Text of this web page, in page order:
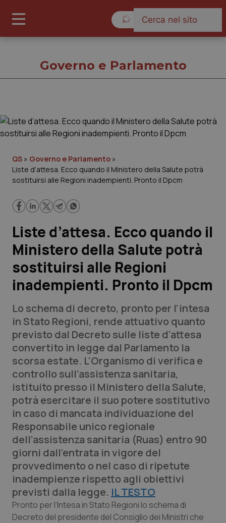
Governo e Parlamento
Regioni e Asl
Lavoro e Professioni
Scienza e Farmaci
Studi e Analisi
Lettere al direttore
Edizioni Regionali
QS Pro
Professionisti Sanitari.AI
Abruzzo
Basilicata
Calabria
Campania
Emilia-Romagna
QS Pro Gold
Artrite & artrosi
Asma & BPCO
Car-T
Colesterolo & coronaropatie
QS Club Newsletter
Governo e Parlamento
QS » Governo e Parlamento »
Liste d’attesa. Ecco quando il Ministero della Salute potrà
sostituirsi alle Regioni inadempienti. Pronto il Dpcm
Liste d’attesa. Ecco quando il
Ministero della Salute potrà
sostituirsi alle Regioni
inadempienti. Pronto il Dpcm
Lo schema di decreto, pronto per l'intesa
in Stato Regioni, rende attuativo quanto
previsto dal Decreto sulle liste d'attesa
convertito in legge dal Parlamento la
scorsa estate. L'Organismo di verifica e
controllo sull’assistenza sanitaria,
istituito presso il Ministero della Salute,
potrà esercitare il suo potere sostitutivo
in caso di mancata individuazione del
Responsabile unico regionale
dell’assistenza sanitaria (Ruas) entro 90
giorni dall'entrata in vigore del
provvedimento o nel caso di ripetute
inadempienze rispetto agli obiettivi
previsti dalla legge. IL TESTO
Pronto per l’Intesa in Stato Regioni lo schema di
Decreto del presidente del Consiglio dei Ministri che